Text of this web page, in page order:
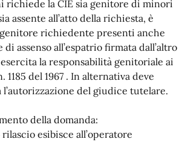
richiede la CIE sia genitore di minori
assente all’atto della richiesta, è
richiedente presenti anche
assenso all’espatrio firmata dall’altro
la responsabilità genitoriale ai
1185 del 1967 . In alternativa deve
l’autorizzazione del giudice tutelare.
della domanda:
esibisce all’operatore